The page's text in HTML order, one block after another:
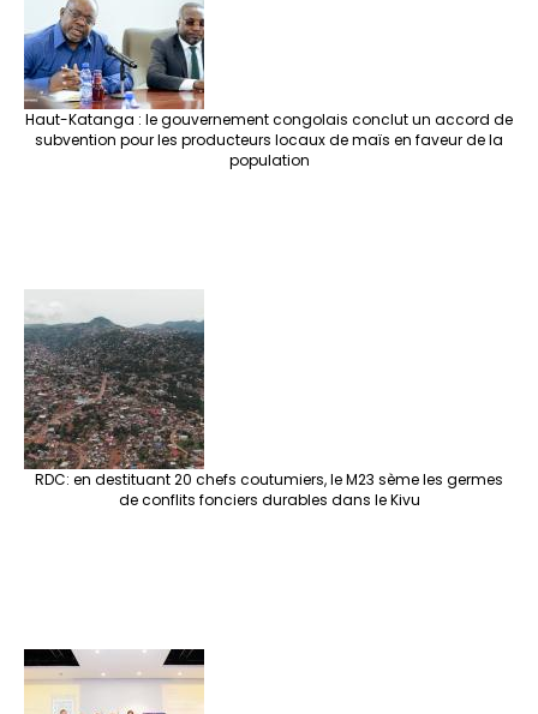
Haut-Katanga : le gouvernement congolais conclut un accord de
subvention pour les producteurs locaux de maïs en faveur de la
population
RDC: en destituant 20 chefs coutumiers, le M23 sème les germes
de conflits fonciers durables dans le Kivu